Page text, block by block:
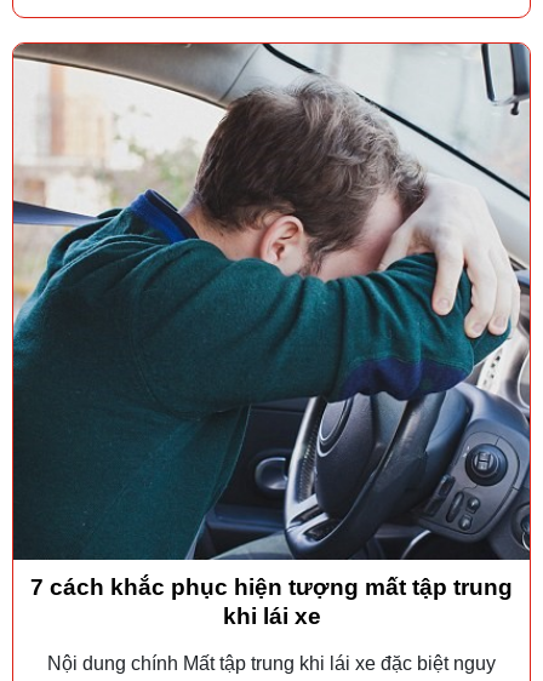
7 cách khắc phục hiện tượng mất tập trung
khi lái xe
Nội dung chính Mất tập trung khi lái xe đặc biệt nguy